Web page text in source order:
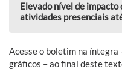
Elevado nível de
atividades presenciais
Acesse o boletim na íntegra
gráficos – ao final deste